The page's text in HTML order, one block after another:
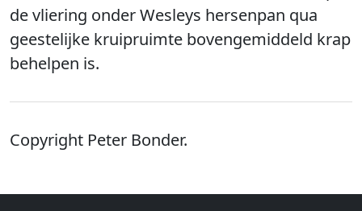
de vliering onder Wesleys hersenpan qua
geestelijke kruipruimte bovengemiddeld krap
behelpen is.
Copyright Peter Bonder.